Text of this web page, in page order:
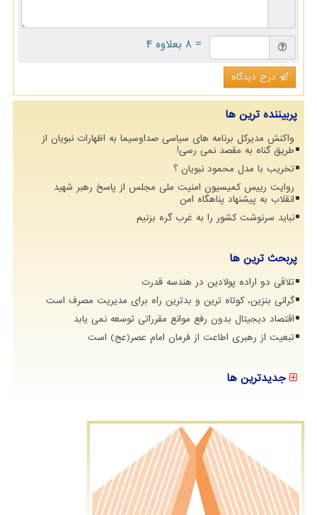
= ۸ بعلاوه ۴
درج دیدگاه
پربیننده ترین ها
واکنش مدیرکل برنامه های سیاسی صداوسیما به اظهارات نبویان از
طریق گناه به مقصد نمی رسی!
تخریب با مدل محمود نبویان ؟
روایت رییس کمیسیون امنیت ملی مجلس از پاسخ رهبر شهید
انقلاب به پیشنهاد پناهگاه امن
نباید سرنوشت کشور را به غرب گره بزنیم
پربحث ترین ها
تلاقی دو اراده پولادین در هندسه قدرت
گرانی بنزین، کوتاه ترین و بدترین راه برای مدیریت مصرف است
اقتصاد دیجیتال بدون رفع موانع مقرراتی توسعه نمی یابد
تبعیت از رهبری اطاعت از فرمان امام عصر(عج) است
جدیدترین ها